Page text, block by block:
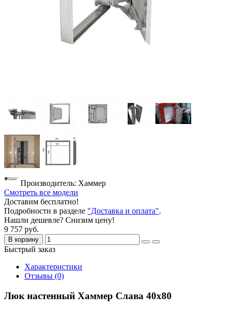
Производитель: Хаммер
Смотреть все модели
Доставим бесплатно!
Подробности в разделе "Доставка и оплата".
Нашли дешевле? Снизим цену!
9 757 руб.
В корзину
Быстрый заказ
Характеристики
Отзывы (0)
Люк настенный Хаммер Слава 40x80